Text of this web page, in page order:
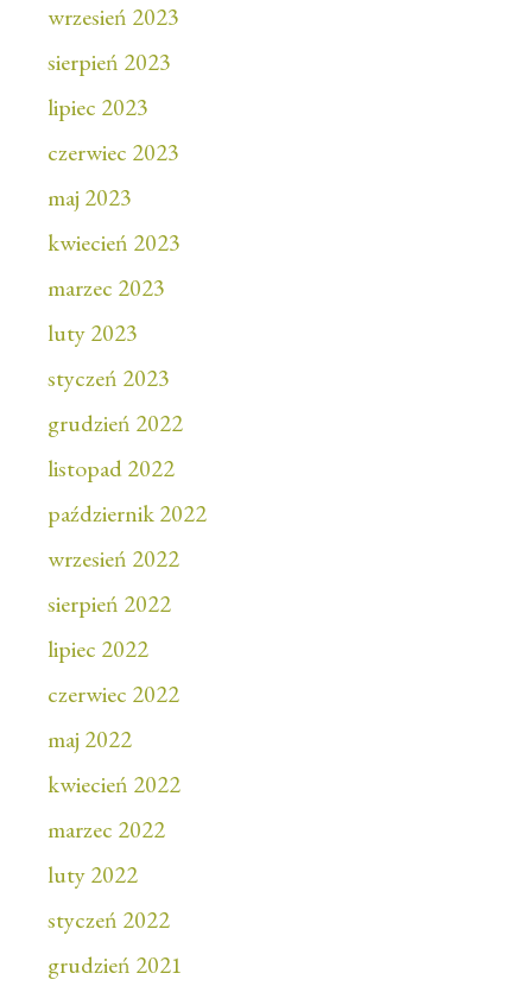
wrzesień 2023
sierpień 2023
lipiec 2023
czerwiec 2023
maj 2023
kwiecień 2023
marzec 2023
luty 2023
styczeń 2023
grudzień 2022
listopad 2022
październik 2022
wrzesień 2022
sierpień 2022
lipiec 2022
czerwiec 2022
maj 2022
kwiecień 2022
marzec 2022
luty 2022
styczeń 2022
grudzień 2021